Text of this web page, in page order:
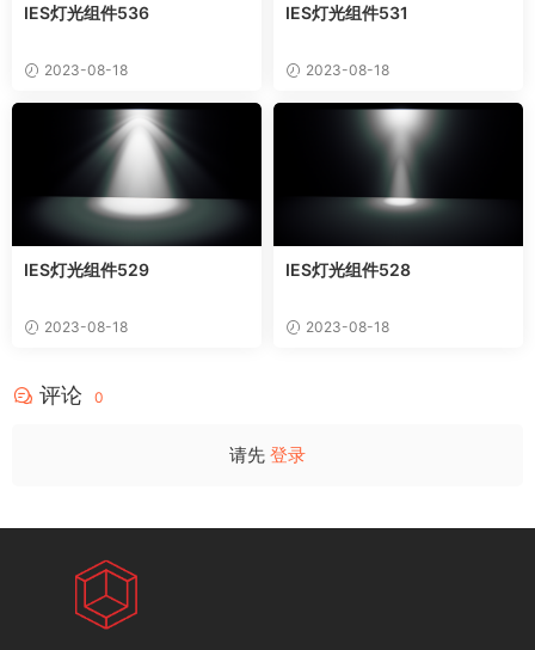
IES灯光组件536
2023-08-18
IES灯光组件531
2023-08-18
IES灯光组件529
2023-08-18
IES灯光组件528
2023-08-18
评论 0
请先 登录